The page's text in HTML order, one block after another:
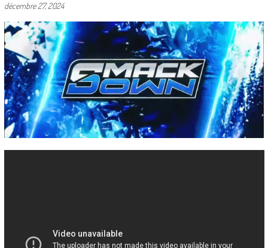
décembre 27, 2024